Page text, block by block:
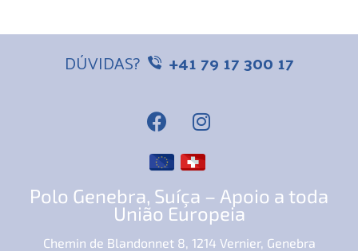
DÚVIDAS? +41 79 17 300 17
Polo Genebra, Suíça – Apoio a toda
União Europeia
Chemin de Blandonnet 8, 1214 Vernier, Genebra